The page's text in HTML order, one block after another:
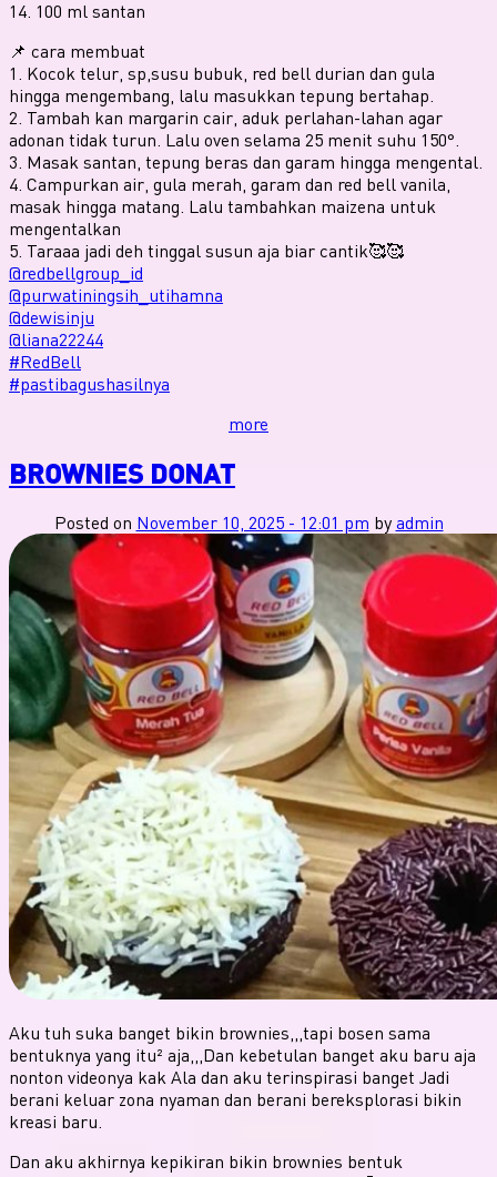
14. 100 ml santan
📌 cara membuat
1. Kocok telur, sp,susu bubuk, red bell durian dan gula
hingga mengembang, lalu masukkan tepung bertahap.
2. Tambah kan margarin cair, aduk perlahan-lahan agar
adonan tidak turun. Lalu oven selama 25 menit suhu 150°.
3. Masak santan, tepung beras dan garam hingga mengental.
4. Campurkan air, gula merah, garam dan red bell vanila,
masak hingga matang. Lalu tambahkan maizena untuk
mengentalkan
5. Taraaa jadi deh tinggal susun aja biar cantik🥰🥰
@redbellgroup_id
@purwatiningsih_utihamna
@dewisinju
@liana22244
#RedBell
#pastibagushasilnya
more
BROWNIES DONAT
Posted on November 10, 2025 - 12:01 pm by admin
Aku tuh suka banget bikin brownies,,,tapi bosen sama
bentuknya yang itu² aja,,,Dan kebetulan banget aku baru aja
nonton videonya kak Ala dan aku terinspirasi banget Jadi
berani keluar zona nyaman dan berani bereksplorasi bikin
kreasi baru.
Dan aku akhirnya kepikiran bikin brownies bentuk